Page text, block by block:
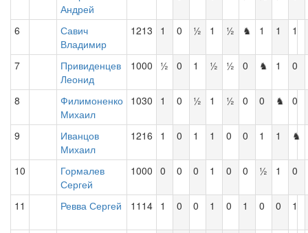
Андрей
6
Савич
Владимир
1213 1 0 ½ 1 ½ ♞ 1 1 1
7
Привиденцев
Леонид
1000 ½ 0 1 ½ ½ 0 ♞ 1 0
8
Филимоненко
Михаил
1030 1 0 ½ 1 ½ 0 0 ♞ 0
9
Иванцов
Михаил
1216 1 0 1 1 0 0 1 1 ♞
10
Гормалев
Сергей
1000 0 0 0 1 0 0 ½ 1 0
11 Ревва Сергей 1114 1 0 0 1 0 1 0 0 1